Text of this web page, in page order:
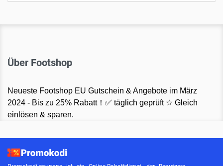
Über Footshop
Neueste Footshop EU Gutschein & Angebote im März
2024 - Bis zu 25% Rabatt！✅ täglich geprüft ☆ Gleich
einlösen & sparen.